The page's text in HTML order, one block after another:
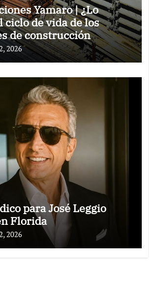
Yamaro | ¿Lo
ciclo de vida de los
de construcción
eficiencia en proyectos
2026
para José Leggio
Florida
2026